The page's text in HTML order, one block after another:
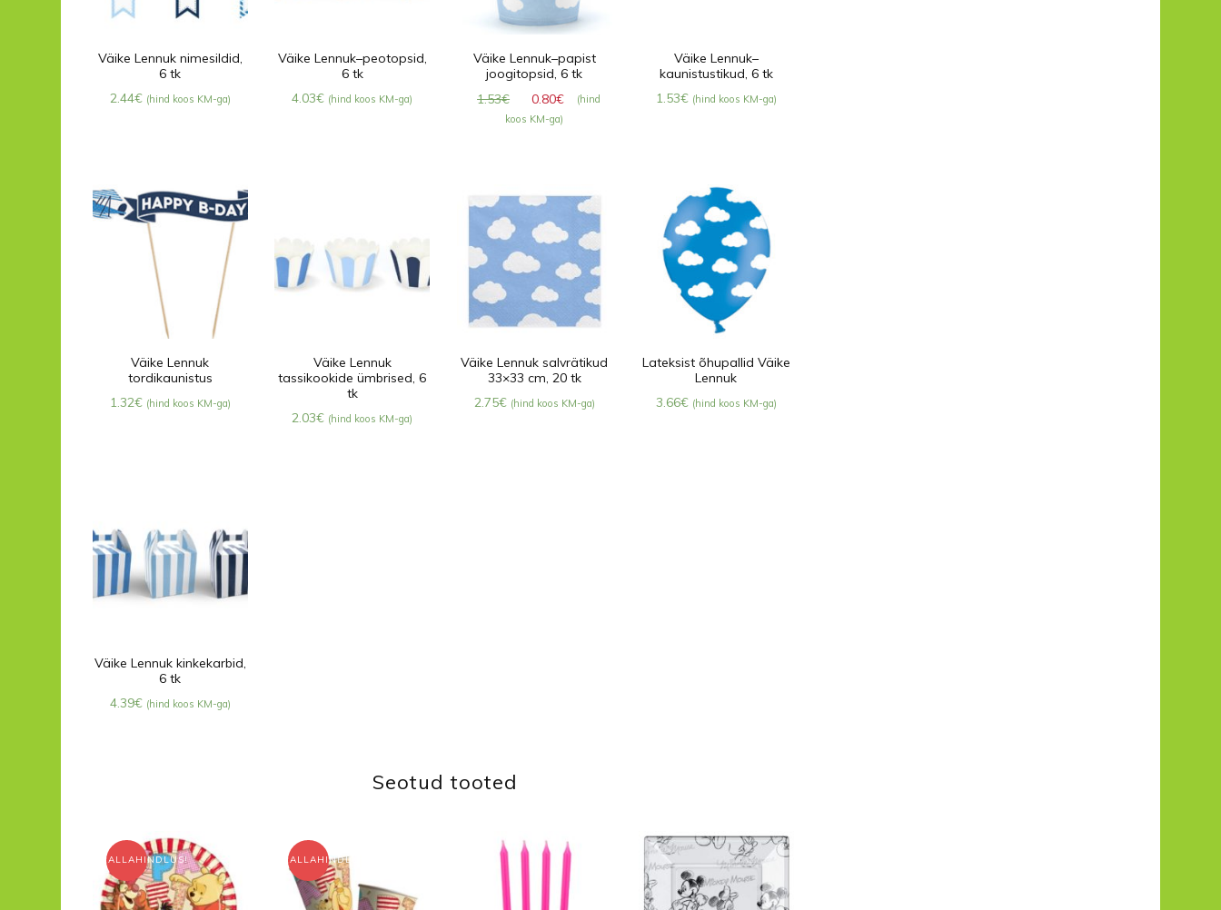
Väike Lennuk nimesildid,
6 tk
2.44€ (hind koos KM-ga)
Väike Lennuk–peotopsid,
6 tk
4.03€ (hind koos KM-ga)
Väike Lennuk–papist
joogitopsid, 6 tk
1.53€
Algne
hind
0.80€
Praegune
(hind
koos KM-ga)
Väike Lennuk–
kaunistustikud, 6 tk
1.53€ (hind koos KM-ga)
Väike Lennuk
tordikaunistus
1.32€ (hind koos KM-ga)
Väike Lennuk
tassikookide ümbrised, 6
tk
2.03€ (hind koos KM-ga)
Väike Lennuk salvrätikud
33×33 cm, 20 tk
2.75€ (hind koos KM-ga)
Lateksist õhupallid Väike
Lennuk
3.66€ (hind koos KM-ga)
Väike Lennuk kinkekarbid,
6 tk
4.39€ (hind koos KM-ga)
Seotud tooted
ALLAHINDLUS! ALLAHINDLUS!